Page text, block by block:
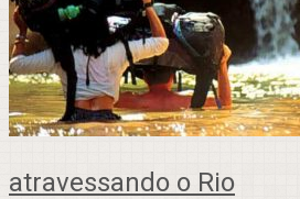
atravessando o Rio